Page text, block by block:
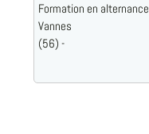
Formation en alternance
Vannes
(56) -